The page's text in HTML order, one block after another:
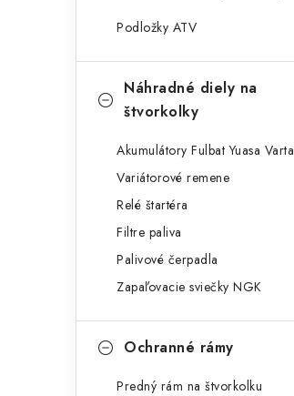
Podložky ATV
Náhradné diely na
štvorkolky
Akumulátory Fulbat Yuasa Varta
Variátorové remene
Relé štartéra
Filtre paliva
Palivové čerpadla
Zapaľovacie sviečky NGK
Ochranné rámy
Predný rám na štvorkolku